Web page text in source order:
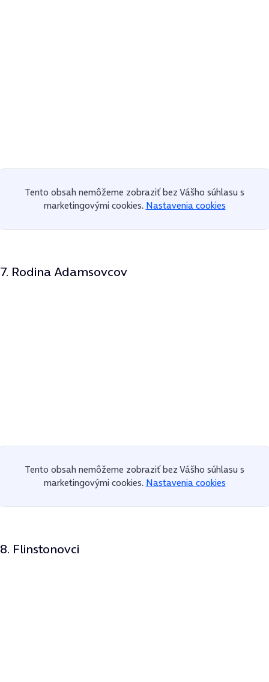
Tento obsah nemôžeme zobraziť bez Vášho súhlasu s
marketingovými cookies. Nastavenia cookies
7. Rodina Adamsovcov
Tento obsah nemôžeme zobraziť bez Vášho súhlasu s
marketingovými cookies. Nastavenia cookies
8. Flinstonovci